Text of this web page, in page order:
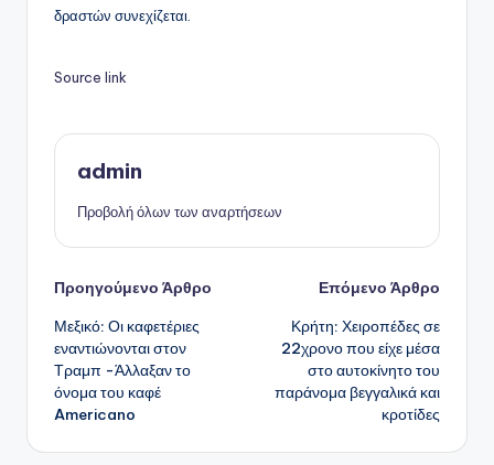
δραστών συνεχίζεται.
Source link
admin
Προβολή όλων των αναρτήσεων
Πλοήγηση
δημοσιεύσεων
Προηγούμενο Άρθρο
Μεξικό: Οι καφετέριες
εναντιώνονται στον
Τραμπ -Άλλαξαν το
όνομα του καφέ
Americano
Επόμενο Άρθρο
Κρήτη: Χειροπέδες σε
22χρονο που είχε μέσα
στο αυτοκίνητο του
παράνομα βεγγαλικά και
κροτίδες